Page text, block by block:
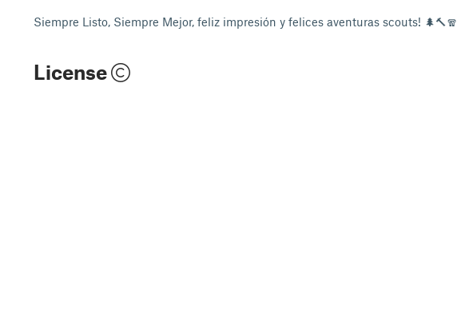
Siempre Listo, Siempre Mejor, feliz impresión y felices aventuras scouts! 🌲🔨🧣
License